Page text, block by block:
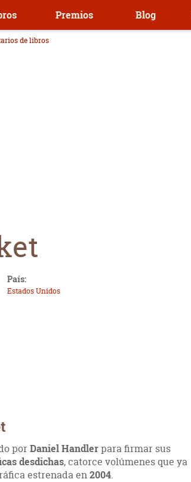
Premios Blog
de libros
País:
Estados Unidos
por Daniel Handlerpara firmar sus
desdichas, catorce volúmenes que ya
estrenada en2004.